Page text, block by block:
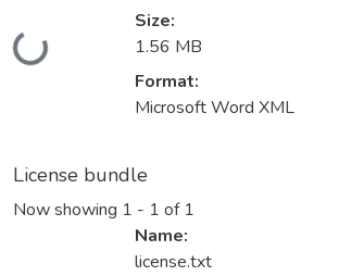
Loading...
Size:
1.56 MB
Format:
Microsoft Word XML
License bundle
Now showing 1 - 1 of 1
Name:
license.txt